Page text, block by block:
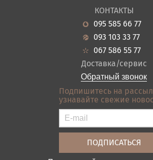
Гостиная
Кухня
Прихожие
Ванная
Акции
О нас
Новости
Гарантия
Кредит
Оплата и доставка
Отзывы
Контакты
Карта сайта
Условия покупки
КОНТАКТЫ
095 585 66 77
093 103 33 77
067 586 55 77
Доставка/сервис
Обратный звонок
Подпишитесь на
узнавайте свежие